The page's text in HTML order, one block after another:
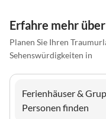
Erfahre mehr über
Planen Sie Ihren
Sehenswürdigkeiten in
Ferienhäuser &
Personen finden